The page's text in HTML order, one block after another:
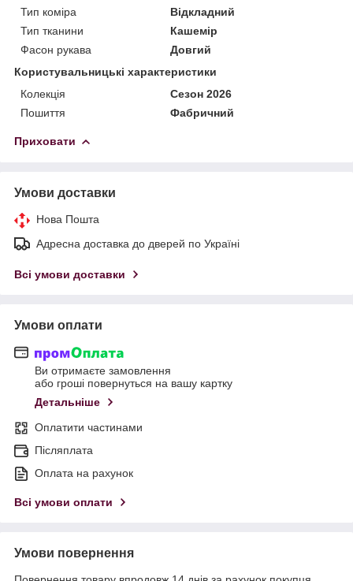
Тип коміра
Відкладний
Тип тканини
Кашемір
Фасон рукава
Довгий
Користувальницькі характеристики
Колекція
Сезон 2026
Пошиття
Фабричний
Приховати
Умови доставки
Нова Пошта
Адресна доставка до дверей по Україні
Всі умови доставки
Умови оплати
Ви отримаєте замовлення
або гроші повернуться на вашу картку
Детальніше
Оплатити частинами
Післяплата
Оплата на рахунок
Всі умови оплати
Умови повернення